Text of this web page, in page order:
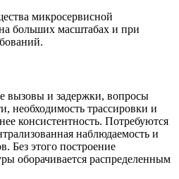
микросервисной
больших масштабах и при
вызовы и задержки, вопросы
необходимость трассировки и
консистентность. Потребуются
наблюдаемость и
Без этого построение
оборачивается распределенным